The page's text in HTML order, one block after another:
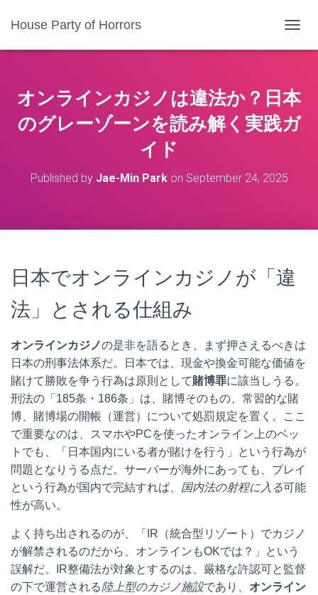
House Party of Horrors
O
L
E
N
A
オンラインカジノは違法か？日本
のグレーゾーンを読み解く実践ガ
イド
Published by Jae-Min Parkon September 24, 2025
日本でオンラインカジノが「違
法」とされる仕組み
オンラインカジノの是非を語るとき、まず押さえるべきは
日本の刑事法体系だ。日本では、現金や換金可能な価値を
賭けて勝敗を争う行為は原則として賭博罪に該当しうる。
刑法の「185条・186条」は、賭博そのもの、常習的な賭
博、賭博場の開帳（運営）について処罰規定を置く。ここ
で重要なのは、スマホやPCを使ったオンライン上のベッ
トでも、「日本国内にいる者が賭けを行う」という行為が
問題となりうる点だ。サーバーが海外にあっても、プレイ
という行為が国内で完結すれば、 国内法の射程に入る可能
性が高い。
よく持ち出されるのが、「IR（統合型リゾート）でカジノ
が解禁されるのだから、オンラインもOKでは？」という
誤解だ。IR整備法が対象とするのは、厳格な許認可と監督
の下で運営される陸上型のカジノ施設であり、 オンライン